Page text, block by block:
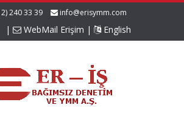
240 33 39 info@erisymm.com
| WebMail Erişim | English